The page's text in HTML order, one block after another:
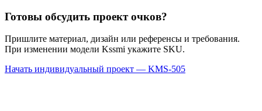
Готовы обсудить проект очков?
Пришлите материал, дизайн или референсы и требования.
При изменении модели Kssmi укажите SKU.
Начать индивидуальный проект — KMS-505